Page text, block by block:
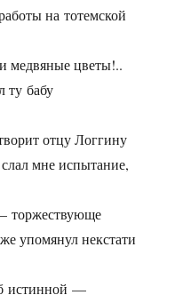
на тотемской
медвяные цветы!..
ту бабу
отцу Логгину
мне испытание,
торжествующе
упомянул некстати
истинной —